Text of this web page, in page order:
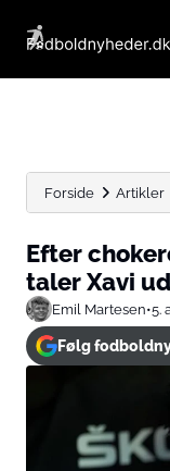
Forside Artikler
Efter
taler Xavi ud
Emil Martesen•5.
Følg